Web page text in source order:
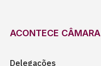
ACONTECE CÂMARA
Delegações